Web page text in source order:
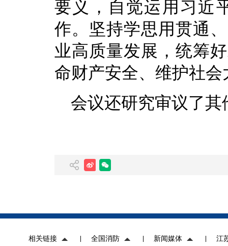
要义，自觉运用习近
作。坚持学思用贯通
业高质量发展，统筹
命财产安全、维护社
会议还研究审议了
相关链接 全国消防 新闻媒体 江